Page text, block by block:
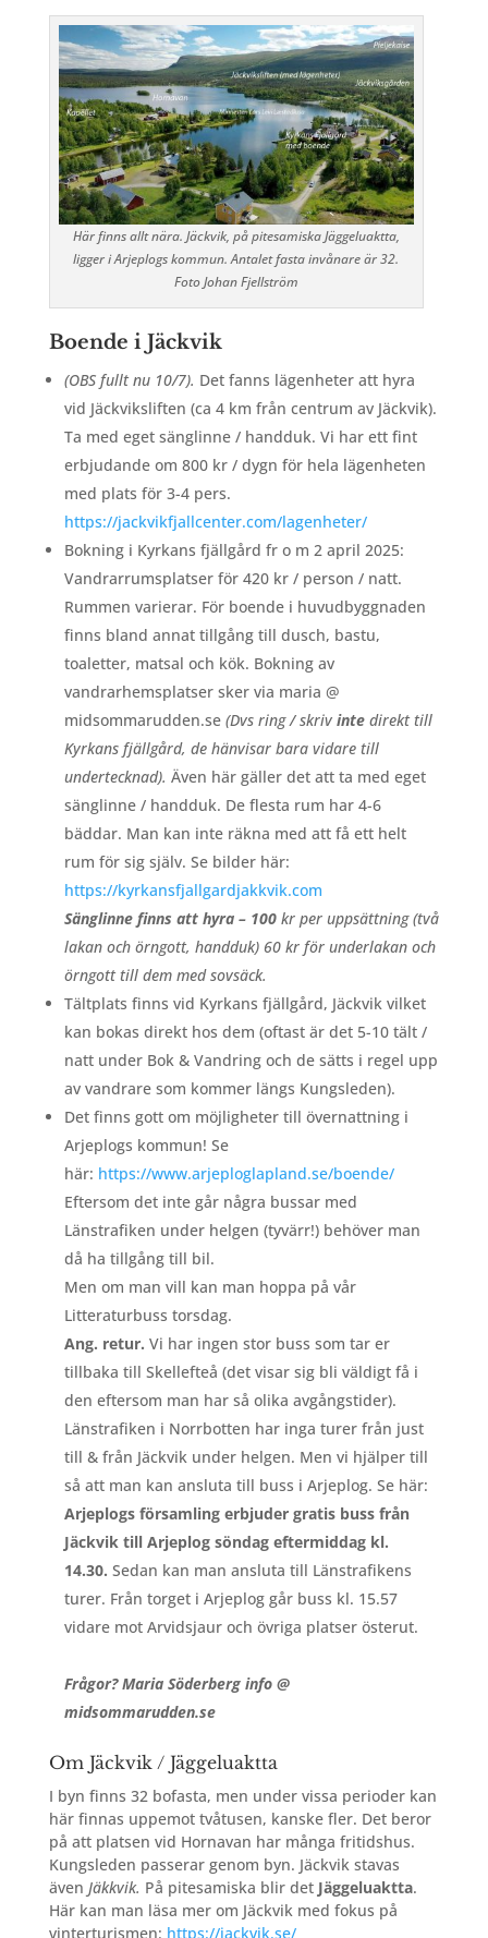
Här finns allt nära. Jäckvik, på pitesamiska Jäggeluaktta,
ligger i Arjeplogs kommun. Antalet fasta invånare är 32.
Foto Johan Fjellström
Boende i Jäckvik
(OBS fullt nu 10/7). Det fanns lägenheter att hyra
vid Jäckviksliften (ca 4 km från centrum av Jäckvik).
Ta med eget sänglinne / handduk. Vi har ett fint
erbjudande om 800 kr / dygn för hela lägenheten
med plats för 3-4 pers.
https://jackvikfjallcenter.com/lagenheter/
Bokning i Kyrkans fjällgård fr o m 2 april 2025:
Vandrarrumsplatser för 420 kr / person / natt.
Rummen varierar. För boende i huvudbyggnaden
finns bland annat tillgång till dusch, bastu,
toaletter, matsal och kök. Bokning av
vandrarhemsplatser sker via maria @
midsommarudden.se (Dvs ring / skriv intedirekt till
Kyrkans fjällgård, de hänvisar bara vidare till
undertecknad). Även här gäller det att ta med eget
sänglinne / handduk. De flesta rum har 4-6
bäddar. Man kan inte räkna med att få ett helt
rum för sig själv. Se bilder här:
https://kyrkansfjallgardjakkvik.com
Sänglinne finns att hyra – 100kr per uppsättning (två
lakan och örngott, handduk) 60 kr för underlakan och
örngott till dem med sovsäck.
Tältplats finns vid Kyrkans fjällgård, Jäckvik vilket
kan bokas direkt hos dem (oftast är det 5-10 tält /
natt under Bok & Vandring och de sätts i regel upp
av vandrare som kommer längs Kungsleden).
Det finns gott om möjligheter till övernattning i
Arjeplogs kommun! Se
här: https://www.arjeploglapland.se/boende/
Eftersom det inte går några bussar med
Länstrafiken under helgen (tyvärr!) behöver man
då ha tillgång till bil.
Men om man vill kan man hoppa på vår
Litteraturbuss torsdag.
Ang. retur. Vi har ingen stor buss som tar er
tillbaka till Skellefteå (det visar sig bli väldigt få i
den eftersom man har så olika avgångstider).
Länstrafiken i Norrbotten har inga turer från just
till & från Jäckvik under helgen. Men vi hjälper till
så att man kan ansluta till buss i Arjeplog. Se här:
Arjeplogs församling erbjuder gratis buss från
Jäckvik till Arjeplog söndag eftermiddag kl.
14.30. Sedan kan man ansluta till Länstrafikens
turer. Från torget i Arjeplog går buss kl. 15.57
vidare mot Arvidsjaur och övriga platser österut.
Frågor? Maria Söderberg info @
midsommarudden.se
Om Jäckvik / Jäggeluaktta
I byn finns 32 bofasta, men under vissa perioder kan
här finnas uppemot tvåtusen, kanske fler. Det beror
på att platsen vid Hornavan har många fritidshus.
Kungsleden passerar genom byn. Jäckvik stavas
även Jäkkvik. På pitesamiska blir det Jäggeluaktta.
Här kan man läsa mer om Jäckvik med fokus på
vinterturismen: https://jackvik.se/